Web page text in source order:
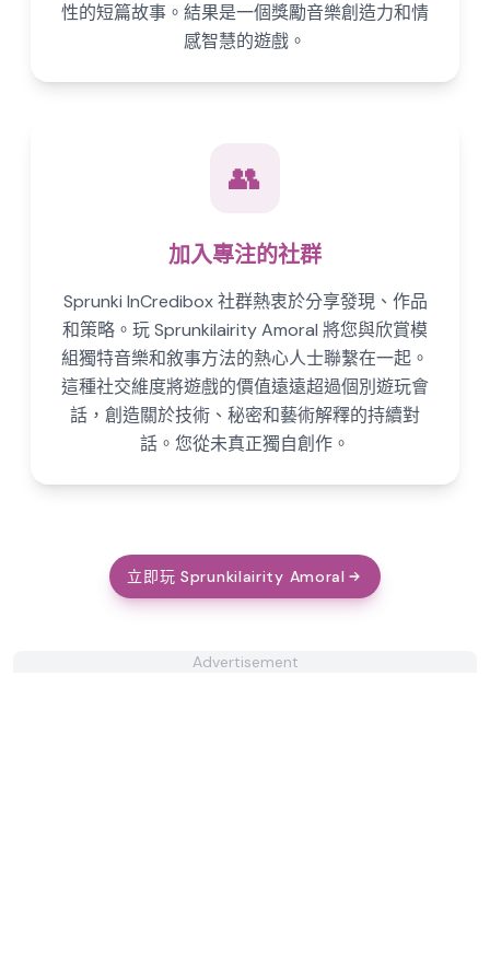
性的短篇故事。結果是一個獎勵音樂創造力和情
感智慧的遊戲。
👥
加入專注的社群
Sprunki InCredibox 社群熱衷於分享發現、作品
和策略。玩 Sprunkilairity Amoral 將您與欣賞模
組獨特音樂和敘事方法的熱心人士聯繫在一起。
這種社交維度將遊戲的價值遠遠超過個別遊玩會
話，創造關於技術、秘密和藝術解釋的持續對
話。您從未真正獨自創作。
立即玩 Sprunkilairity Amoral
Advertisement